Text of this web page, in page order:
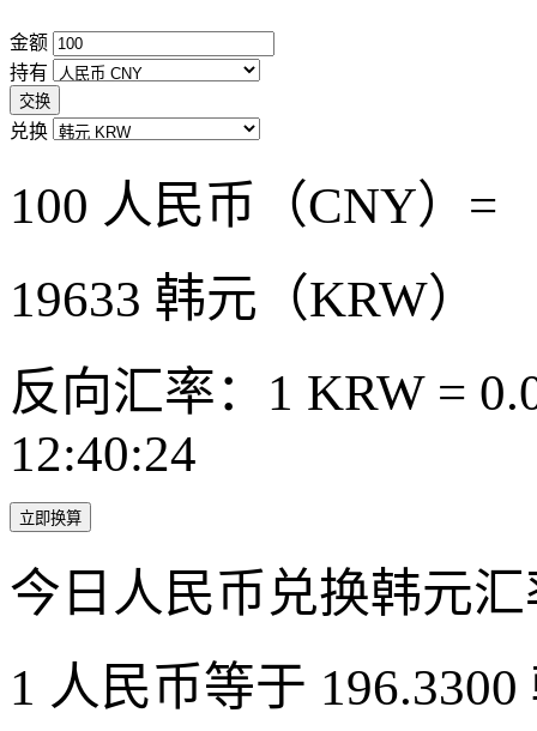
金额
持有
交换
兑换
100 人民币（CNY）=
19633 韩元（KRW）
反向汇率：1 KRW =
12:40:24
立即换算
今日人民币兑换韩元
1 人民币等于